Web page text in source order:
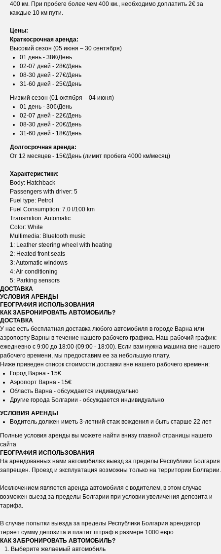
400 км. При пробеге более чем 400 км., необходимо доплатить 2€ за
каждые 10 км пути.
Цены:
Краткосрочная аренда:
Высокий сезон (05 июня – 30 сентября)
01 день - 38€/День
02-07 дней - 28€/День
08-30 дней - 27€/День
31-60 дней - 25€/День
Низкий сезон (01 октября – 04 июня)
01 день - 30€/День
02-07 дней - 22€/День
08-30 дней - 20€/День
31-60 дней - 18€/День
Долгосрочная аренда:
От 12 месяцев - 15€/День (лимит пробега 4000 км/месяц)
Характеристики:
Body: Hatchback
Passengers with driver: 5
Fuel type: Petrol
Fuel Consumption: 7.0 l/100 km
Transmition: Automatic
Color: White
Multimedia: Bluetooth music
1: Leather steering wheel with heating
2: Heated front seats
3: Automatic windows
4: Air conditioning
5: Parking sensors
ДОСТАВКА
УСЛОВИЯ АРЕНДЫ
ГЕОГРАФИЯ ИСПОЛЬЗОВАНИЯ
КАК ЗАБРОНИРОВАТЬ АВТОМОБИЛЬ?
ДОСТАВКА
У нас есть бесплатная доставка любого автомобиля в городе Варна или
аэропорту Варны в течение нашего рабочего графика. Наш рабочий график:
ежедневно с 9:00 до 18:00 (09:00 - 18:00). Если вам нужна машина вне нашего
рабочего времени, мы предоставим ее за небольшую плату.
Ниже приведен список стоимости доставки вне нашего рабочего времени:
Город Варна - 15€
Аэропорт Варна - 15€
Область Варна - обсуждается индивидуально
Другие города Болгарии - обсуждается индивидуально
УСЛОВИЯ АРЕНДЫ
Водитель должен иметь 3-летний стаж вождения и быть старше 22 лет
Полные условия аренды вы можете найти внизу главной страницы нашего
сайта
ГЕОГРАФИЯ ИСПОЛЬЗОВАНИЯ
На арендованных нами автомобилях выезд за пределы Республики Болгария
запрещен. Проезд и эксплуатация возможны только на территории Болгарии.
Исключением является аренда автомобиля с водителем, в этом случае
возможен выезд за пределы Болгарии при условии увеличения депозита и
тарифа.
В случае попытки выезда за пределы Республики Болгария арендатор
теряет сумму депозита и платит штраф в размере 1000 евро.
КАК ЗАБРОНИРОВАТЬ АВТОМОБИЛЬ?
Выберите желаемый автомобиль